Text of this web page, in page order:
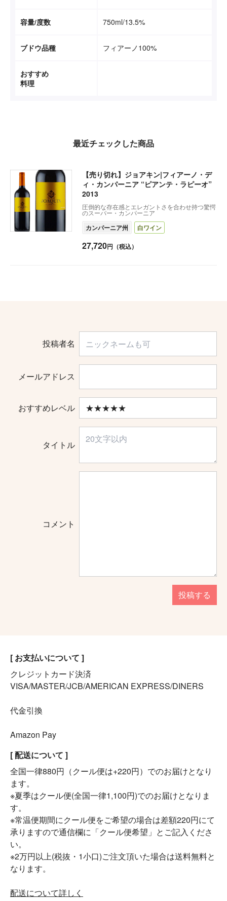
容量/度数 750ml/13.5%
ブドウ品種 フィアーノ100%
おすすめ
料理
最近チェックした商品
【売り切れ】ジョアキン|フィアーノ・デ
ィ・カンパーニア “ピアンテ・ラピーオ”
2013
圧倒的な存在感とエレガントさを合わせ持つ驚愕
のスーパー・カンパーニア
カンパーニア州 白ワイン
27,720円（税込）
投稿者名
メールアドレス
おすすめレベル
タイトル
コメント
投稿する
[ お支払いについて ]
クレジットカード決済
VISA/MASTER/JCB/AMERICAN EXPRESS/DINERS
代金引換
Amazon Pay
[ 配送について ]
全国一律880円（クール便は+220円）でのお届けとなり
ます。
※夏季はクール便(全国一律1,100円)でのお届けとなりま
す。
※常温便期間にクール便をご希望の場合は差額220円にて
承りますので通信欄に「クール便希望」とご記入くださ
い。
※2万円以上(税抜・1小口)ご注文頂いた場合は送料無料と
なります。
配送について詳しく